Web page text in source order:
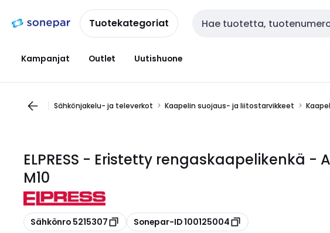
navigointiinsisältöönTuotekategoriat Haku
Kampanjat Outlet Uutishuone
Sähkönjakelu- ja televerkot Kaapelin suojaus- ja liitostarvikkeet
ELPRESS - Eristetty rengaskaapelikenkä -
M10
Kopioi
Sähkönro 5215307 Kopioi
Sonepar-ID 100125004